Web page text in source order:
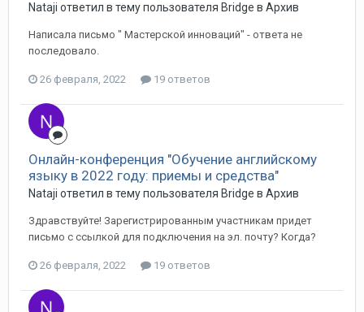
Nataji ответил в тему пользователя Bridge в Архив
Написала письмо " Мастерской инноваций" - ответа не
последовало.
26 февраля, 2022 19 ответов
Онлайн-конференция "Обучение английскому
языку в 2022 году: приемы и средства"
Nataji ответил в тему пользователя Bridge в Архив
Здравствуйте! Зарегистрированным участникам придет
письмо с ссылкой для подключения на эл. почту? Когда?
26 февраля, 2022 19 ответов